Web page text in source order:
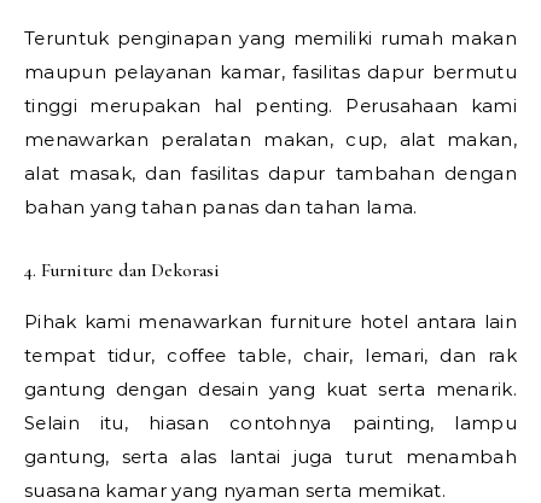
Teruntuk penginapan yang memiliki rumah makan
maupun pelayanan kamar, fasilitas dapur bermutu
tinggi merupakan hal penting. Perusahaan kami
menawarkan peralatan makan, cup, alat makan,
alat masak, dan fasilitas dapur tambahan dengan
bahan yang tahan panas dan tahan lama.
4. Furniture dan Dekorasi
Pihak kami menawarkan furniture hotel antara lain
tempat tidur, coffee table, chair, lemari, dan rak
gantung dengan desain yang kuat serta menarik.
Selain itu, hiasan contohnya painting, lampu
gantung, serta alas lantai juga turut menambah
suasana kamar yang nyaman serta memikat.